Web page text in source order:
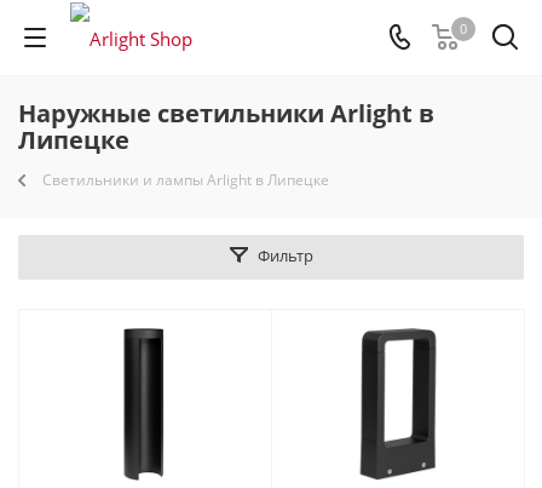
0
Наружные светильники Arlight в
Липецке
Светильники и лампы Arlight в Липецке
Фильтр